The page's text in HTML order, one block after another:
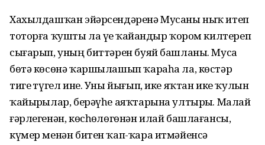
Хахылдашҡан эйәрсендәренә Мусаны ныҡ итеп
тоторға ҡушты ла үҙе ҡай­ҙандыр ҡором килтереп
сығарып, уның биттәрен буяй башланы. Муса
бөтә көсөнә ҡаршылашып ҡараһа ла, көстәр
тигеҙ түгел ине. Уны йығып, ике яҡтан ике ҡулын
ҡайырҙылар, берәүһе аяҡтарына ултырҙы. Малай
ғәрлегенән, көсһөҙлөгөнән илай башлағансы,
күмер менән битен ҡап-ҡара итмәйенсә